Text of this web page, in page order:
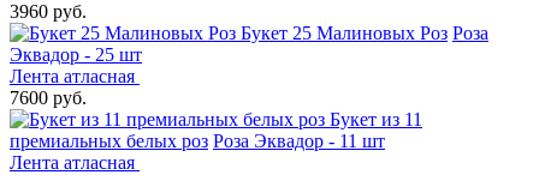
3960 руб.
Букет 25 Малиновых Роз Роза
Эквадор - 25 шт
Лента атласная
7600 руб.
Букет из 11
премиальных белых роз Роза Эквадор - 11 шт
Лента атласная